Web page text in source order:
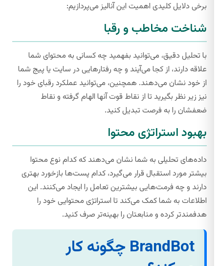
برخی دلایل کلیدی اهمیت این آنالیز می‌پردازیم:
شناخت مخاطب و رقبا
با تحلیل دقیق، می‌توانید بفهمید چه کسانی به محتوای شما
علاقه دارند، از کجا می‌آیند و چه رفتارهایی در سایت یا پیج شما
از خود نشان می‌دهند. همچنین، می‌توانید عملکرد رقبای خود را
نیز زیر نظر بگیرید تا از نقاط قوت آنها الهام گرفته و نقاط
ضعفشان را به فرصت تبدیل کنید.
بهبود استراتژی محتوا
داده‌های تحلیلی به شما نشان می‌دهند که کدام نوع محتوا
بیشتر مورد استقبال قرار می‌گیرد، کدام پست‌ها بازخورد بهتری
دارند و چه فرمت‌هایی بیشترین تعامل را ایجاد می‌کنند. این
اطلاعات به شما کمک می‌کند تا استراتژی محتوایی خود را
هدفمندتر کرده و منابعتان را بهینه‌تر صرف کنید.
BrandBot چگونه کار